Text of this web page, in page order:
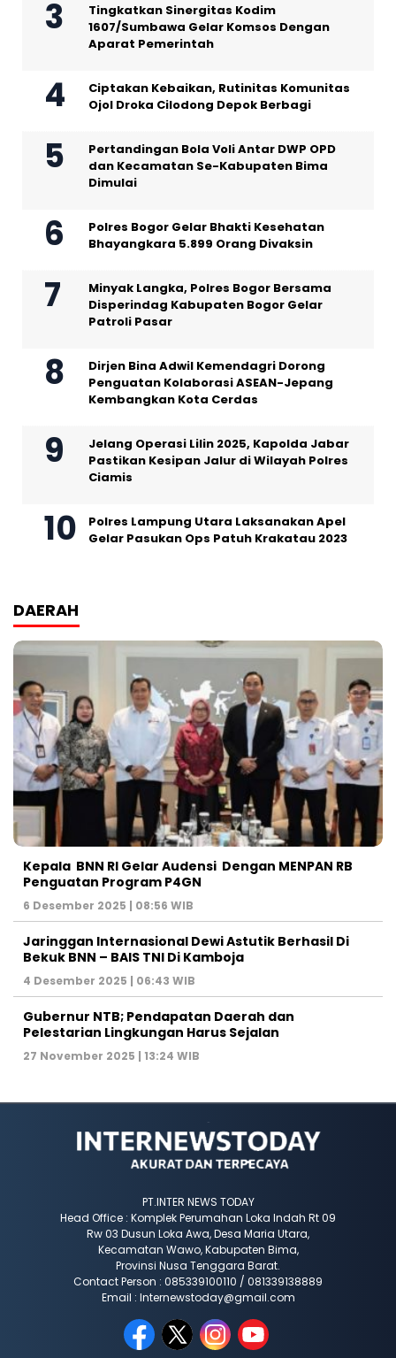
Tingkatkan Sinergitas Kodim
1607/Sumbawa Gelar Komsos Dengan
Aparat Pemerintah
Ciptakan Kebaikan, Rutinitas Komunitas
Ojol Droka Cilodong Depok Berbagi
Pertandingan Bola Voli Antar DWP OPD
dan Kecamatan Se-Kabupaten Bima
Dimulai
Polres Bogor Gelar Bhakti Kesehatan
Bhayangkara 5.899 Orang Divaksin
Minyak Langka, Polres Bogor Bersama
Disperindag Kabupaten Bogor Gelar
Patroli Pasar
Dirjen Bina Adwil Kemendagri Dorong
Penguatan Kolaborasi ASEAN-Jepang
Kembangkan Kota Cerdas
Jelang Operasi Lilin 2025, Kapolda Jabar
Pastikan Kesipan Jalur di Wilayah Polres
Ciamis
Polres Lampung Utara Laksanakan Apel
Gelar Pasukan Ops Patuh Krakatau 2023
DAERAH
Kepala BNN RI Gelar Audensi Dengan MENPAN RB
Penguatan Program P4GN
6 Desember 2025 | 08:56 WIB
Jaringgan Internasional Dewi Astutik Berhasil Di
Bekuk BNN – BAIS TNI Di Kamboja
4 Desember 2025 | 06:43 WIB
Gubernur NTB; Pendapatan Daerah dan
Pelestarian Lingkungan Harus Sejalan
27 November 2025 | 13:24 WIB
PT.INTER NEWS TODAY
Head Office : Komplek Perumahan Loka Indah Rt 09
Rw 03 Dusun Loka Awa, Desa Maria Utara,
Kecamatan Wawo, Kabupaten Bima,
Provinsi Nusa Tenggara Barat.
Contact Person : 085339100110 / 081339138889
Email : Internewstoday@gmail.com